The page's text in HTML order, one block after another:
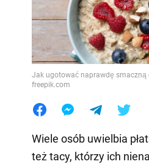
Jak ugotować naprawdę smaczną
freepik.com
Wiele osób uwielbia
też tacy, którzy ich